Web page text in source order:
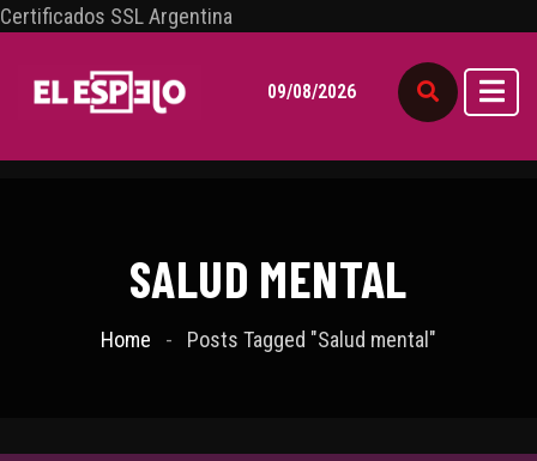
Certificados SSL Argentina
09/08/2026
SALUD MENTAL
Home Posts Tagged "Salud mental"